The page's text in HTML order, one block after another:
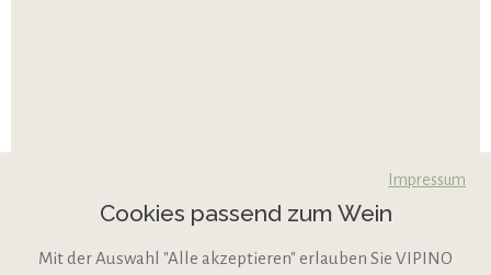
Impressum
Cookies passend zum Wein
Mit der Auswahl "Alle akzeptieren" erlauben Sie VIPINO